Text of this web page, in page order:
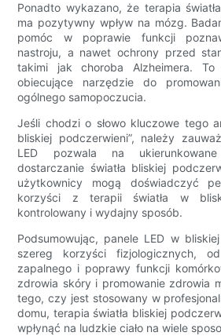
Ponadto wykazano, że terapia
ma pozytywny wpływ na mózg.
pomóc w poprawie funkcji
nastroju, a nawet ochrony przed
takimi jak choroba Alzheimera.
obiecujące narzędzie do
ogólnego samopoczucia.
Jeśli chodzi o słowo kluczowe tego
bliskiej podczerwieni”, należy
LED pozwala na
dostarczanie światła bliskiej
użytkownicy mogą doświadczyć
korzyści z terapii światła w
kontrolowany i wydajny sposób.
Podsumowując, panele LED w
szereg korzyści fizjologicznych,
zapalnego i poprawy funkcji
zdrowia skóry i promowanie zdrowia
tego, czy jest stosowany w
domu, terapia światła bliskiej
wpłynąć na ludzkie ciało na wiele